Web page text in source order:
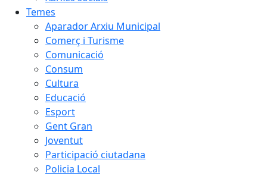
Temes
Aparador Arxiu Municipal
Comerç i Turisme
Comunicació
Consum
Cultura
Educació
Esport
Gent Gran
Joventut
Participació ciutadana
Policia Local